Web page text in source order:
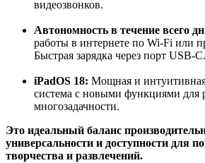
видеозвонков.
Автономность в течение всего
работы в интернете по Wi-Fi или
Быстрая зарядка через порт USB-C.
iPadOS 18: Мощная и
система с новыми функциями для
многозадачности.
Это идеальный баланс
универсальности и доступности для
творчества и развлечений.